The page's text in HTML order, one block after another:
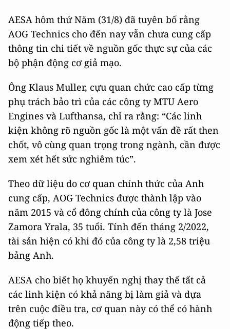
AESA hôm thứ Năm (31/8) đã tuyên bố rằng
AOG Technics cho đến nay vẫn chưa cung cấp
thông tin chi tiết về nguồn gốc thực sự của các
bộ phận động cơ giả mạo.
Ông Klaus Muller, cựu quan chức cao cấp từng
phụ trách bảo trì của các công ty MTU Aero
Engines và Lufthansa, chỉ ra rằng: “Các linh
kiện không rõ nguồn gốc là một vấn đề rất then
chốt, vô cùng quan trọng trong ngành, cần được
xem xét hết sức nghiêm túc”.
Theo dữ liệu do cơ quan chính thức của Anh
cung cấp, AOG Technics được thành lập vào
năm 2015 và cổ đông chính của công ty là Jose
Zamora Yrala, 35 tuổi. Tính đến tháng 2/2022,
tài sản hiện có khi đó của công ty là 2,58 triệu
bảng Anh.
AESA cho biết họ khuyến nghị thay thế tất cả
các linh kiện có khả năng bị làm giả và dựa
trên cuộc điều tra, cơ quan này có thể có hành
động tiếp theo.